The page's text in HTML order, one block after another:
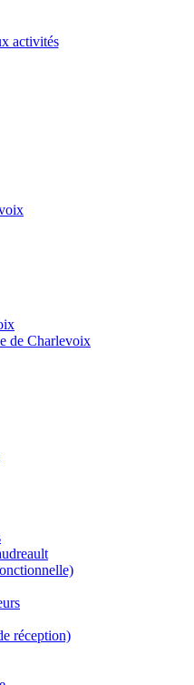
activités
de Charlevoix
réception)